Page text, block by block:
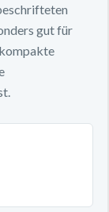
gut für